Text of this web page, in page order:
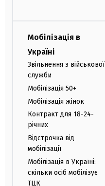
Мобілізація в
Україні
Звільнення з військової
служби
Мобілізація 50+
Мобілізація жінок
Контракт для 18-24-
річних
Відстрочка від
мобілізації
Мобілізація в Україні:
скільки осіб мобілізує
ТЦК